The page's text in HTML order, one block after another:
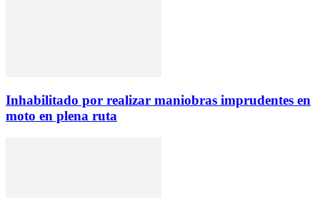
Inhabilitado por realizar maniobras imprudentes en
moto en plena ruta